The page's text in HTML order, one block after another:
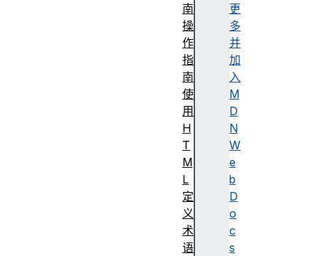
更
多
并
加
入
M
D
N
W
e
b
D
o
c
s
南
操
作
指
南
使
用
H
T
M
L
定
义
术
语